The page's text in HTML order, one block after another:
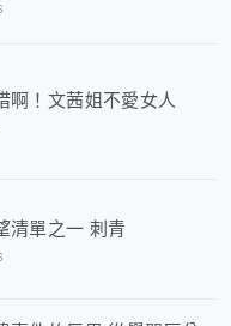
啊！文茜姐不愛女人
清單之一 刺青